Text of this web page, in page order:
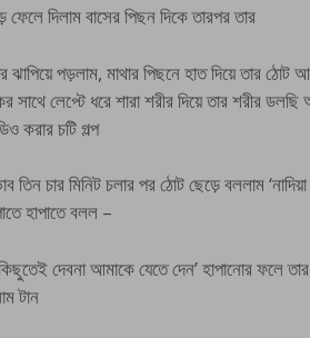
ফেলে দিলাম বাসের পিছন দিকে তারপর তার
ঝাপিয়ে পড়লাম, মাথার পিছনে হাত দিয়ে তার
সাথে লেপ্টে ধরে শারা শরীর দিয়ে তার
করার চটি গল্প
তিন চার মিনিট চলার পর ঠোট ছেড়ে বললাম
হাপাতে বলল –
দেবনা আমাকে যেতে দেন’ হাপানোর ফলে
টান